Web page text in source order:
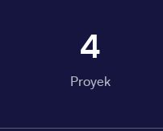
4
Proyek